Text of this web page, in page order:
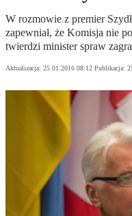
W rozmowie z premier
zapewniał, że Komisja nie
twierdzi minister spraw
Aktualizacja: 25.01.2016 08:12 Publikacja: